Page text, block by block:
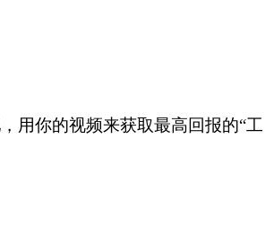
用你的视频来获取最高回报的“工